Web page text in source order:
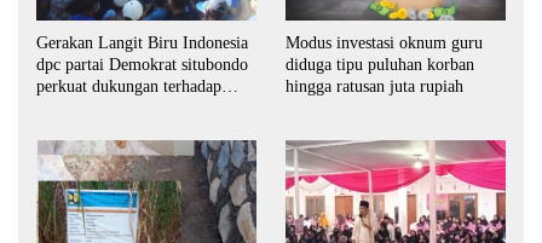
Gerakan Langit Biru Indonesia
dpc partai Demokrat situbondo
perkuat dukungan terhadap
Modus investasi oknum guru
diduga tipu puluhan korban
hingga ratusan juta rupiah